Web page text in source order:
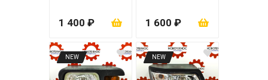
1 400 ₽ 1 600 ₽
NEW NEW